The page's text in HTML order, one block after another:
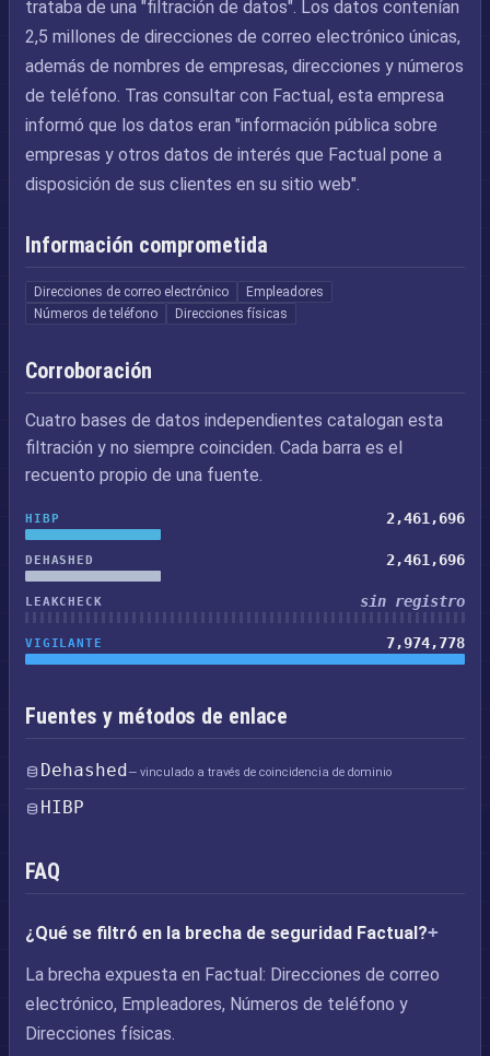
trataba de una "filtración de datos". Los datos contenían
2,5 millones de direcciones de correo electrónico únicas,
además de nombres de empresas, direcciones y números
de teléfono. Tras consultar con Factual, esta empresa
informó que los datos eran "información pública sobre
empresas y otros datos de interés que Factual pone a
disposición de sus clientes en su sitio web".
Información comprometida
Direcciones de correo electrónico
Empleadores
Números de teléfono
Direcciones físicas
Corroboración
Cuatro bases de datos independientes catalogan esta
filtración y no siempre coinciden. Cada barra es el
recuento propio de una fuente.
HIBP 2,461,696
DEHASHED 2,461,696
LEAKCHECK sin registro
VIGILANTE 7,974,778
Fuentes y métodos de enlace
Dehashed— vinculado a través de coincidencia de dominio
HIBP
FAQ
¿Qué se filtró en la brecha de seguridad Factual?
La brecha expuesta en Factual: Direcciones de correo
electrónico, Empleadores, Números de teléfono y
Direcciones físicas.